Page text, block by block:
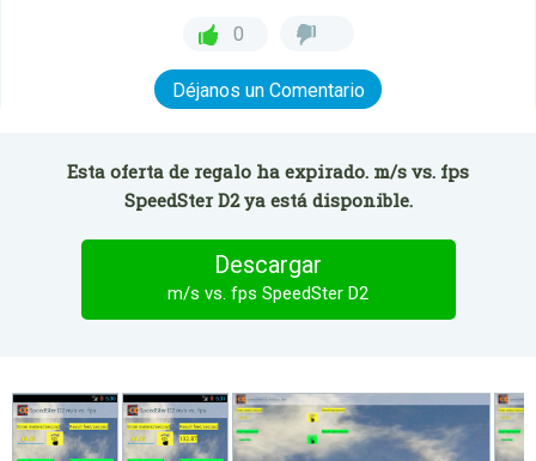
0
Déjanos un Comentario
Esta oferta de regalo ha expirado. m/s vs. fps
SpeedSter D2 ya está disponible.
Descargar
m/s vs. fps SpeedSter D2